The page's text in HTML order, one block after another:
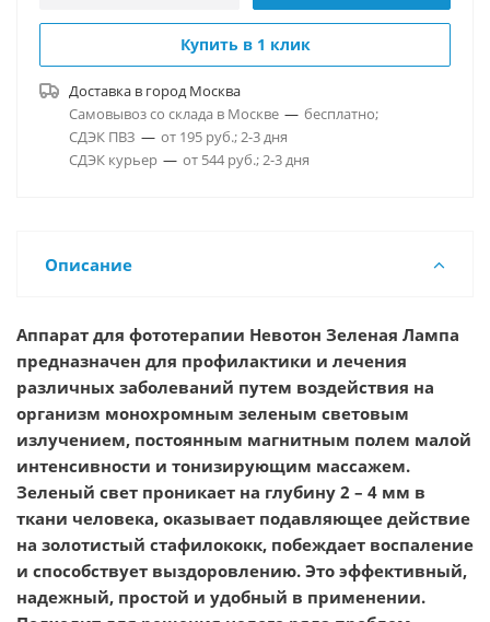
Купить в 1 клик
Доставка в городМосква
Самовывоз со склада в Москве — бесплатно;
СДЭК ПВЗ — от 195 руб.; 2-3 дня
СДЭК курьер — от 544 руб.; 2-3 дня
Описание
Аппарат для фототерапии Невотон Зеленая Лампа
предназначен для профилактики и лечения
различных заболеваний путем воздействия на
организм монохромным зеленым световым
излучением, постоянным магнитным полем малой
интенсивности и тонизирующим массажем.
Зеленый свет проникает на глубину 2 – 4 мм в
ткани человека, оказывает подавляющее действие
на золотистый стафилококк, побеждает воспаление
и способствует выздоровлению. Это эффективный,
надежный, простой и удобный в применении.